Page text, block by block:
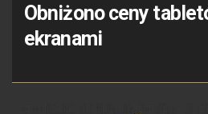
Obniżono ceny
ekranami